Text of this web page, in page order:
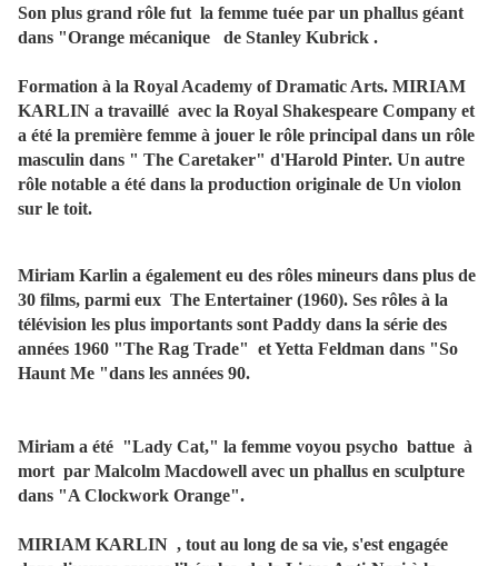
Son plus grand rôle fut la femme tuée par un phallus géant
dans "Orange mécanique de Stanley Kubrick .
Formation à la Royal Academy of Dramatic Arts. MIRIAM
KARLIN a travaillé avec la Royal Shakespeare Company et
a été la première femme à jouer le rôle principal dans un rôle
masculin dans " The Caretaker" d'Harold Pinter. Un autre
rôle notable a été dans la production originale de Un violon
sur le toit.
Miriam Karlin a également eu des rôles mineurs dans plus de
30 films, parmi eux The Entertainer (1960). Ses rôles à la
télévision les plus importants sont Paddy dans la série des
années 1960 "The Rag Trade" et Yetta Feldman dans "So
Haunt Me "dans les années 90.
Miriam a été "Lady Cat," la femme voyou psycho battue à
mort par Malcolm Macdowell avec un phallus en sculpture
dans "A Clockwork Orange".
MIRIAM KARLIN , tout au long de sa vie, s'est engagée